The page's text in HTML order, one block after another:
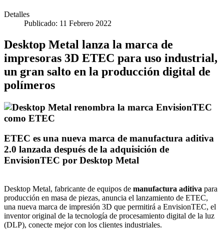
Detalles
Publicado: 11 Febrero 2022
Desktop Metal lanza la marca de
impresoras 3D ETEC para uso industrial,
un gran salto en la producción digital de
polímeros
ETEC es una nueva marca de manufactura aditiva
2.0 lanzada después de la adquisición de
EnvisionTEC por Desktop Metal
Desktop Metal, fabricante de equipos de manufactura aditiva para
producción en masa de piezas, anuncia el lanzamiento de ETEC,
una nueva marca de impresión 3D que permitirá a EnvisionTEC, el
inventor original de la tecnología de procesamiento digital de la luz
(DLP), conecte mejor con los clientes industriales.